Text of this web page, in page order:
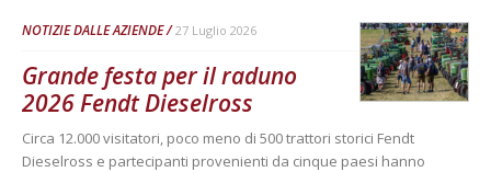
NOTIZIE DALLE AZIENDE 27 Luglio 2026
Grande festa per il raduno
2026 Fendt Dieselross
Circa 12.000 visitatori, poco meno di 500 trattori storici Fendt
Dieselross e partecipanti provenienti da cinque paesi hanno